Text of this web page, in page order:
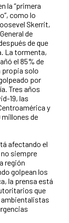
la “primera
como lo
Skerrit,
de
de que
La tormenta,
el 85% de
propia solo
por
Tres años
19, las
y
millones de
afectando el
siempre
región
golpean los
la prensa está
que
ambientalistas